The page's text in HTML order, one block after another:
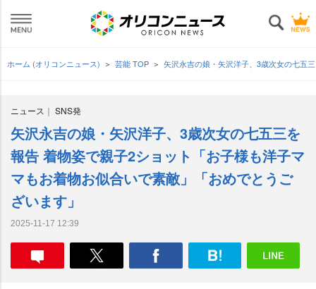
ホーム (オリコンニュース) 芸能 TOP 矢沢永吉の娘・矢沢洋子、3歳次女の七五
ニュース SNS発
矢沢永吉の娘・矢沢洋子、3歳次女の七五三を
報告 着物姿で親子2ショット「お子様も洋子マ
マもお着物お似合いで素敵」「おめでとうご
ざいます」
2025-11-17 12:39